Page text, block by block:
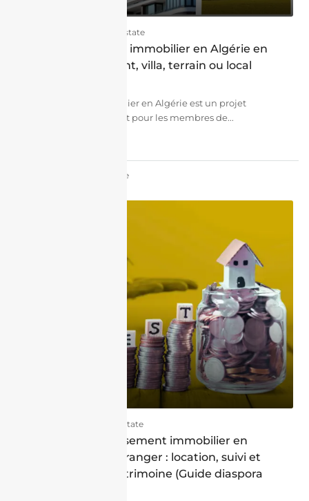
Real Estate
Choisir le bon bien immobilier en Algérie en
2026 : appartement, villa, terrain ou local
Investir dans l'immobilier en Algérie est un projet
important, notamment pour les membres de...
par J'achète En Algérie
Real Estate
Gérer son investissement immobilier en
Algérie depuis l’étranger : location, suivi et
valorisation du patrimoine (Guide diaspora